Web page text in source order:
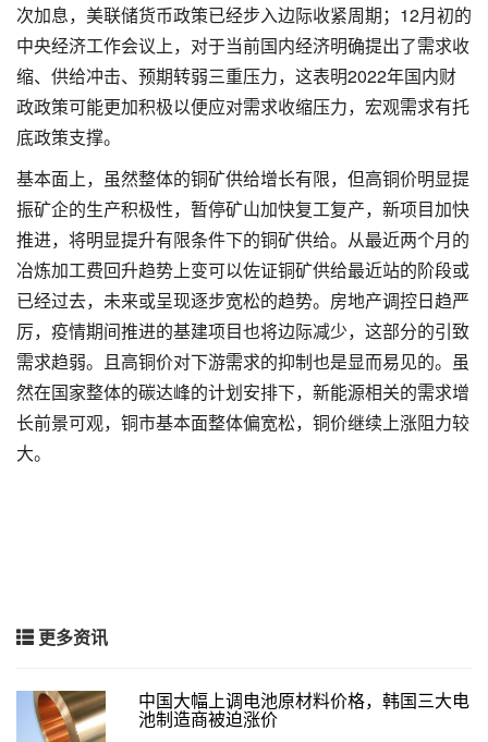
次加息，美联储货币政策已经步入边际收紧周期；12月初的
中央经济工作会议上，对于当前国内经济明确提出了需求收
缩、供给冲击、预期转弱三重压力，这表明2022年国内财
政政策可能更加积极以便应对需求收缩压力，宏观需求有托
底政策支撑。
基本面上，虽然整体的铜矿供给增长有限，但高铜价明显提
振矿企的生产积极性，暂停矿山加快复工复产，新项目加快
推进，将明显提升有限条件下的铜矿供给。从最近两个月的
冶炼加工费回升趋势上变可以佐证铜矿供给最近站的阶段或
已经过去，未来或呈现逐步宽松的趋势。房地产调控日趋严
厉，疫情期间推进的基建项目也将边际减少，这部分的引致
需求趋弱。且高铜价对下游需求的抑制也是显而易见的。虽
然在国家整体的碳达峰的计划安排下，新能源相关的需求增
长前景可观，铜市基本面整体偏宽松，铜价继续上涨阻力较
大。
更多资讯
中国大幅上调电池原材料价格，韩国三大电
池制造商被迫涨价